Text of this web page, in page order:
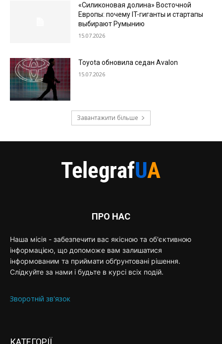
«Силиконовая долина» Восточной
Европы: почему IT-гиганты и стартапы
выбирают Румынию
15.07.2026
Toyota обновила седан Avalon
15.07.2026
Завантажити більше
ПРО НАС
Наша місія - забезпечити вас якісною та об'єктивною
інформацією, що допоможе вам залишатися
інформованим та приймати обґрунтовані рішення.
Слідкуйте за нами і будьте в курсі всіх подій.
Зворотній зв'язок
КАТЕГОРІЇ